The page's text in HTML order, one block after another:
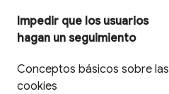
Impedir que los usuarios
hagan un seguimiento
Conceptos básicos sobre las
cookies